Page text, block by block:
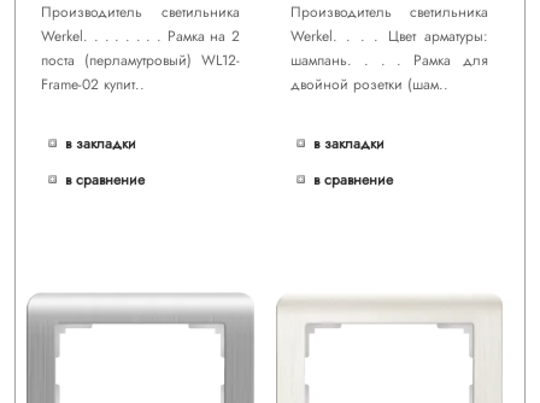
Производитель светильника
Werkel. . . . . . . . Рамка на 2
поста (перламутровый) WL12-
Frame-02 купит..
в закладки
в сравнение
Производитель светильника
Werkel. . . . Цвет арматуры:
шампань. . . . Рамка для
двойной розетки (шам..
в закладки
в сравнение